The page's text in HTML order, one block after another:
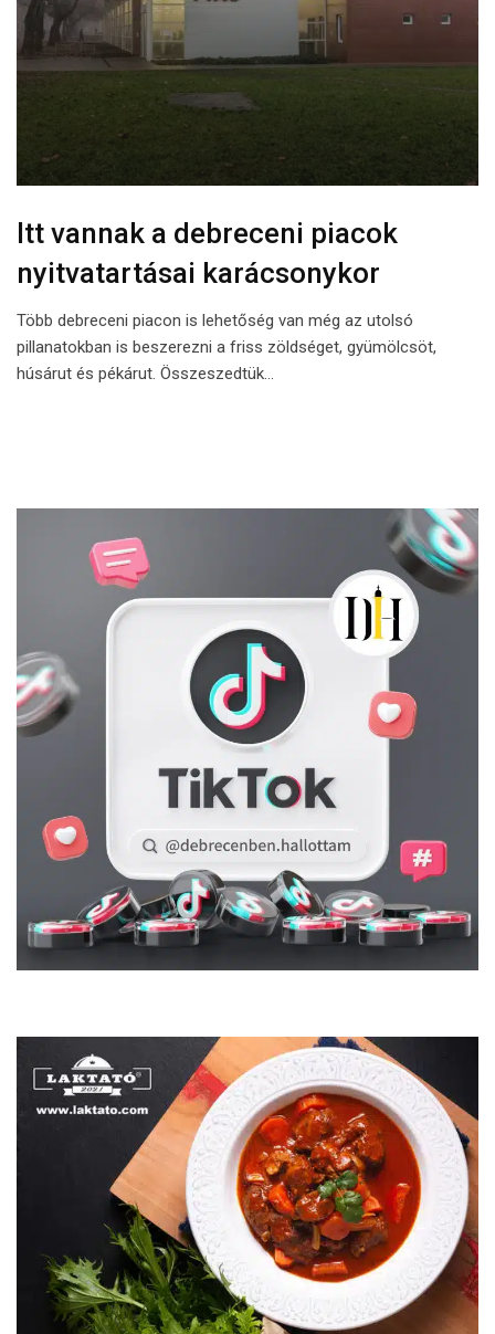
Itt vannak a debreceni piacok
nyitvatartásai karácsonykor
Több debreceni piacon is lehetőség van még az utolsó
pillanatokban is beszerezni a friss zöldséget, gyümölcsöt,
húsárut és pékárut. Összeszedtük…